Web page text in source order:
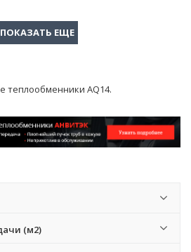
теплообменники AQ14.
(м2)